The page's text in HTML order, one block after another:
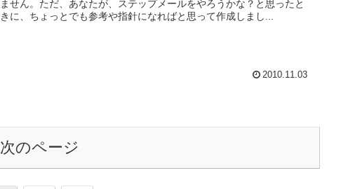
ません。ただ、あなたが、ステップメールをやろうかな？と思ったと
きに、ちょっとでも参考や指針になればと思って作成しまし...
2010.11.03
次のページ